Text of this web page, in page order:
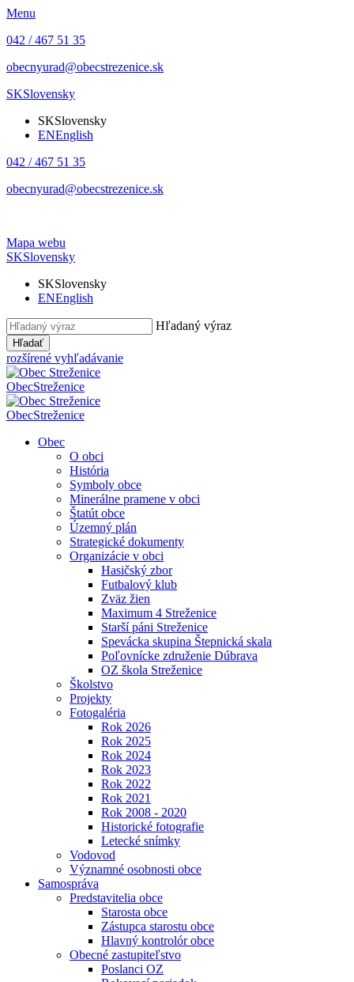
Menu
042 / 467 51 35
obecnyurad@obecstrezenice.sk
SKSlovensky
SKSlovensky
ENEnglish
042 / 467 51 35
obecnyurad@obecstrezenice.sk
Mapa webu
SKSlovensky
SKSlovensky
ENEnglish
Hľadaný výraz
Hľadať
rozšírené vyhľadávanie
ObecStreženice
ObecStreženice
Obec
O obci
História
Symboly obce
Minerálne pramene v obci
Štatút obce
Územný plán
Strategické dokumenty
Organizácie v obci
Hasičský zbor
Futbalový klub
Zväz žien
Maximum 4 Streženice
Starší páni Streženice
Spevácka skupina Štepnická skala
Poľovnícke združenie Dúbrava
OZ škola Streženice
Školstvo
Projekty
Fotogaléria
Rok 2026
Rok 2025
Rok 2024
Rok 2023
Rok 2022
Rok 2021
Rok 2008 - 2020
Historické fotografie
Letecké snímky
Vodovod
Významné osobnosti obce
Samospráva
Predstavitelia obce
Starosta obce
Zástupca starostu obce
Hlavný kontrolór obce
Obecné zastupiteľstvo
Poslanci OZ